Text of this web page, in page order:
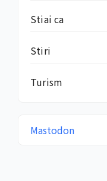
Stiai ca
Stiri
Turism
Mastodon